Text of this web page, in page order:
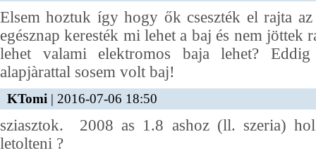
Elsem hoztuk így hogy ők cseszték el rajta az
egésznap keresték mi lehet a baj és nem jöttek
lehet valami elektromos baja lehet?
alapjàrattal sosem volt baj!
KTomi | 2016-07-06 18:50
sziasztok. 2008 as 1.8 ashoz (ll. szeria)
letolteni ?